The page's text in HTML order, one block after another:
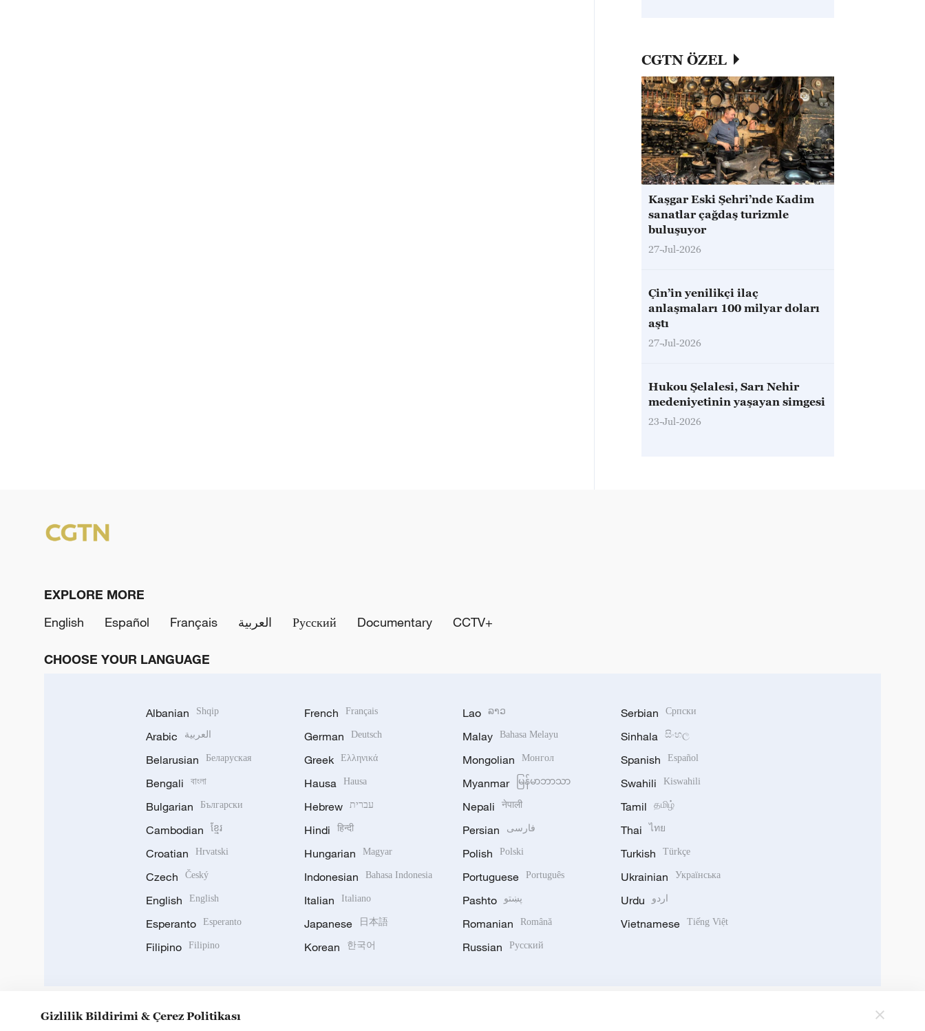
CGTN ÖZEL
Kaşgar Eski Şehri’nde Kadim
sanatlar çağdaş turizmle
buluşuyor
27-Jul-2026
Çin’in yenilikçi ilaç
anlaşmaları 100 milyar doları
aştı
27-Jul-2026
Hukou Şelalesi, Sarı Nehir
medeniyetinin yaşayan simgesi
23-Jul-2026
EXPLORE MORE
English
Español Français العربية Русский Documentary CCTV+
CHOOSE YOUR LANGUAGE
Albanian Shqip
Arabic العربية
Belarusian Беларуская
Bengali বাংলা
Bulgarian Български
Cambodian ខ្មែរ
Croatian Hrvatski
Czech Český
English English
Esperanto Esperanto
Filipino Filipino
French Français
German Deutsch
Greek Ελληνικά
Hausa Hausa
Hebrew עברית
Hindi हिन्दी
Hungarian Magyar
Indonesian Bahasa Indonesia
Italian Italiano
Japanese 日本語
Korean 한국어
Lao ລາວ
Malay Bahasa Melayu
Mongolian Монгол
Myanmar မြန်မာဘာသာ
Nepali नेपाली
Persian فارسی
Polish Polski
Portuguese Português
Pashto پښتو
Romanian Română
Russian Русский
Serbian Српски
Sinhala සිංහල
Spanish Español
Swahili Kiswahili
Tamil தமிழ்
Thai ไทย
Turkish Türkçe
Ukrainian Українська
Urdu اردو
Vietnamese Tiếng Việt
Gizlilik Bildirimi & Çerez Politikası